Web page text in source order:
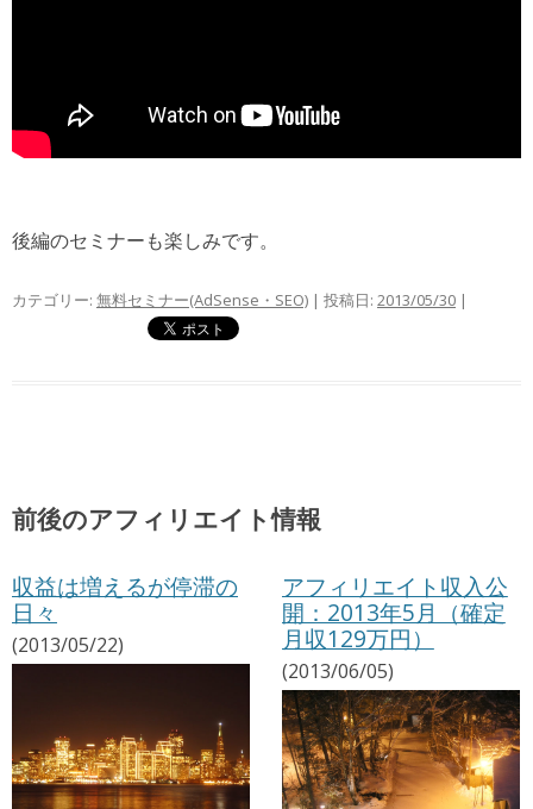
後編のセミナーも楽しみです。
カテゴリー: 無料セミナー(AdSense・SEO) | 投稿日: 2013/05/30 |
前後のアフィリエイト情報
収益は増えるが停滞の
日々
(2013/05/22)
アフィリエイト収入公
開：2013年5月（確定
月収129万円）
(2013/06/05)